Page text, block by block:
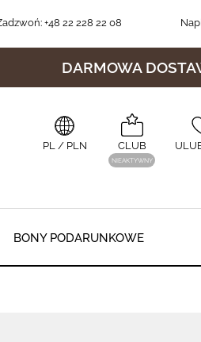
+48 22 228 22 08
DARMOWA
PL/ PLN CLUB
NIEAKTYWNY
BONY PODARUNKOWE